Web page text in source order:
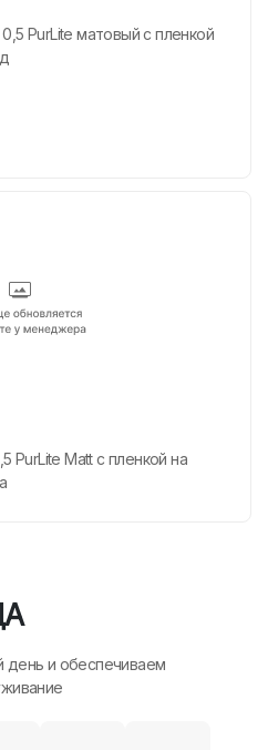
PurLite матовый с пленкой
PurLite Matt с пленкой на
и обеспечиваем